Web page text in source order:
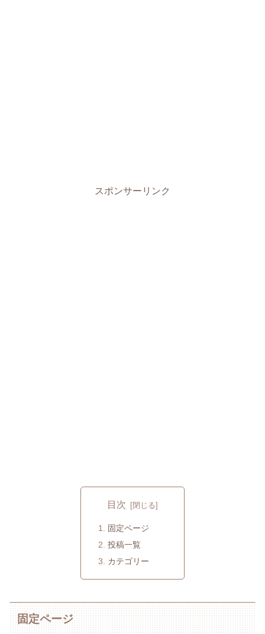
スポンサーリンク
目次
固定ページ
投稿一覧
カテゴリー
固定ページ